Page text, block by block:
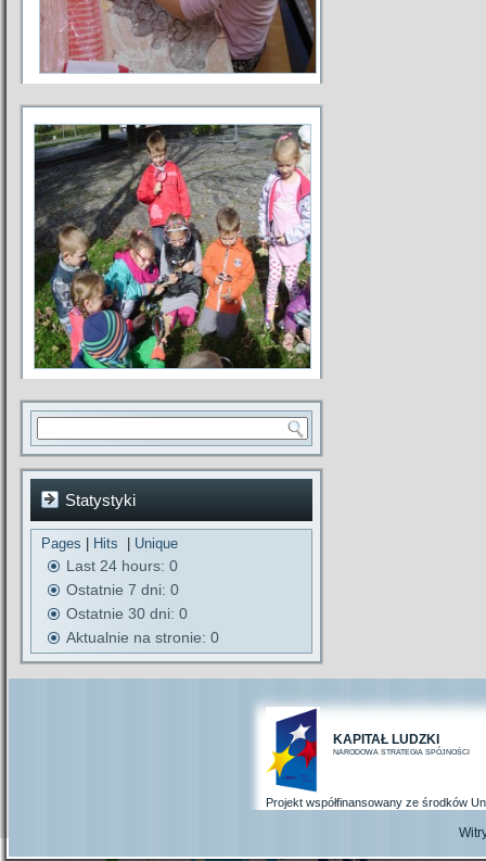
Statystyki
Pages Hits Unique
Last 24 hours: 0
Ostatnie 7 dni: 0
Ostatnie 30 dni: 0
Aktualnie na stronie: 0
KAPITAŁ LUDZKI
NARODOWA STRATEGIA SPÓJNOŚCI
Projekt współfinansowany ze środków